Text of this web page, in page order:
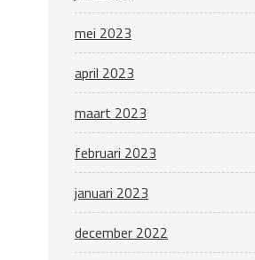
mei 2023
april 2023
maart 2023
februari 2023
januari 2023
december 2022